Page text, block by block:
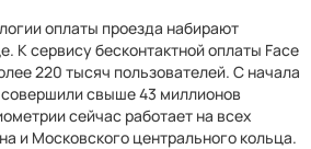
оплаты проезда набирают
К сервису бесконтактной оплаты Face
220 тысяч пользователей. С начала
свыше 43 миллионов
сейчас работает на всех
и Московского центрального кольца.